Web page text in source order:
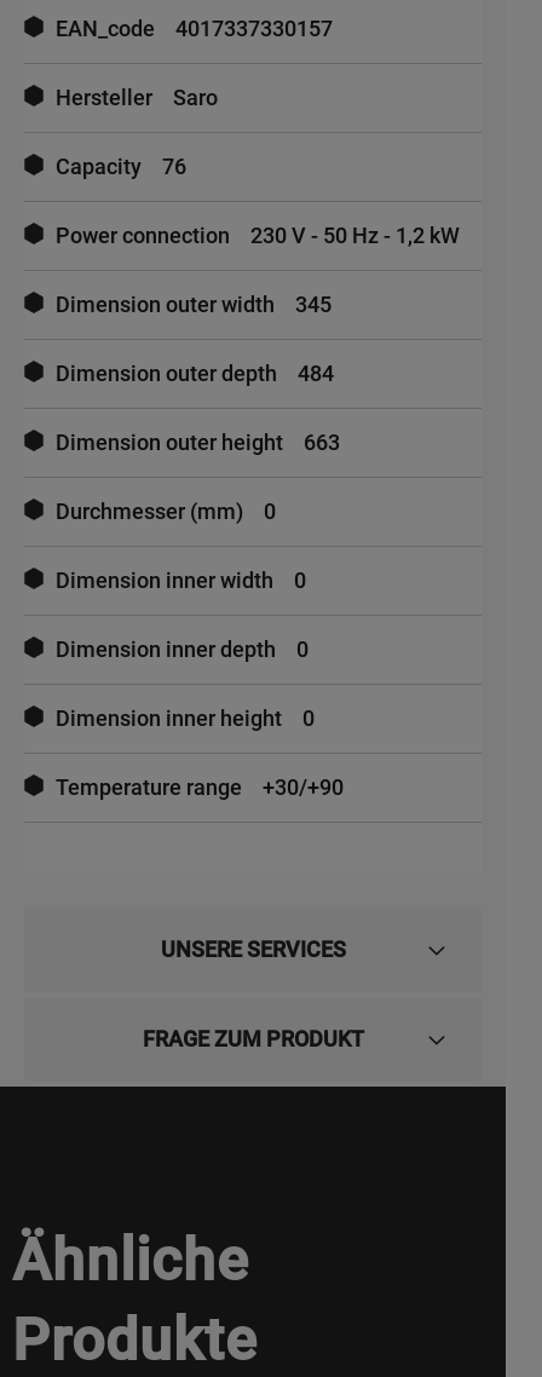
EAN_code 4017337330157
Hersteller Saro
Capacity 76
Power connection 230 V - 50 Hz - 1,2 kW
Dimension outer width 345
Dimension outer depth 484
Dimension outer height 663
Durchmesser (mm) 0
Dimension inner width 0
Dimension inner depth 0
Dimension inner height 0
Temperature range +30/+90
UNSERE SERVICES
FRAGE ZUM PRODUKT
Ähnliche
Produkte